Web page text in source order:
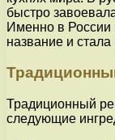
быстро
Именно в России
название и
Традиционный
следующие